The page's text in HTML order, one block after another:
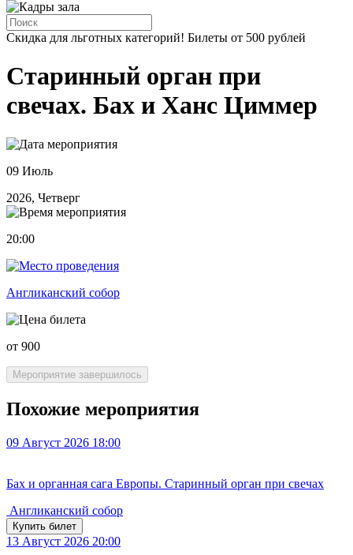
Скидка для льготных категорий! Билеты от 500 рублей
Старинный орган при
свечах. Бах и Ханс Циммер
09 Июль
2026, Четверг
20:00
Англиканский собор
от 900
Мероприятие завершилось
Похожие мероприятия
09 Август 2026 18:00
Бах и органная сага Европы. Старинный орган при свечах
Англиканский собор
Купить билет
13 Август 2026 20:00